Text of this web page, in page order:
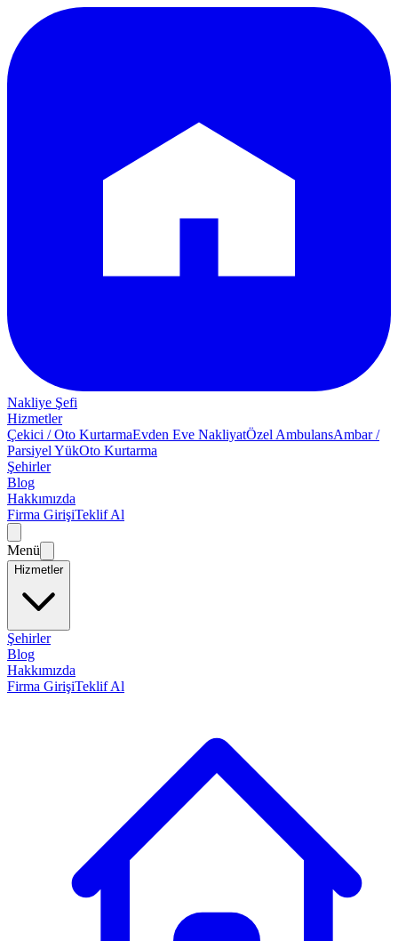
Nakliye Şefi
Hizmetler
Çekici / Oto KurtarmaEvden Eve NakliyatÖzel AmbulansAmbar /
Parsiyel YükOto Kurtarma
Şehirler
Blog
Hakkımızda
Firma GirişiTeklif Al
Menü
Hizmetler
Şehirler
Blog
Hakkımızda
Firma GirişiTeklif Al